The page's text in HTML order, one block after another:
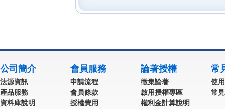
公司簡介
法源資訊
產品服務
資料庫說明
會員服務
申請流程
會員條款
授權費用
論著授權
徵集論著
啟用授權專區
權利金計算說明
常
使
常